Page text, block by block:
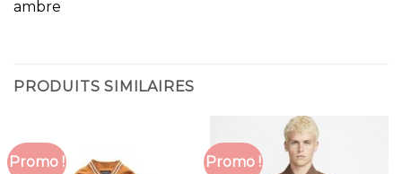
ambre
PRODUITS SIMILAIRES
Promo ! Promo !